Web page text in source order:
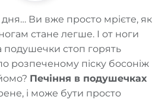
Ви вже просто мрієте, як
стане легше. І от ноги
подушечки стоп горять
розпеченому піску босоніж
Печіння в подушечках
і може бути просто